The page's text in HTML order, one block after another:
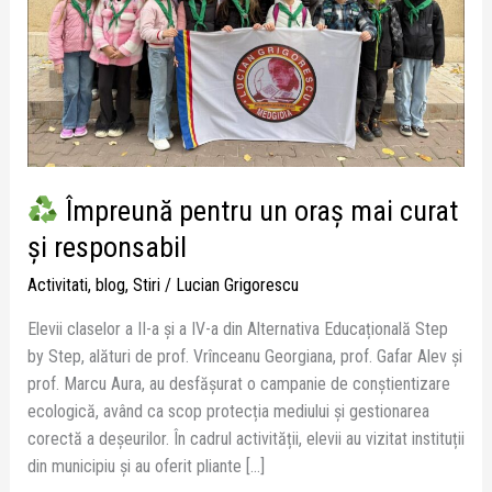
Împreună pentru un oraș mai curat
și responsabil
Activitati, blog, Stiri/ Lucian Grigorescu
Elevii claselor a II-a și a IV-a din Alternativa Educațională Step
by Step, alături de prof. Vrînceanu Georgiana, prof. Gafar Alev și
prof. Marcu Aura, au desfășurat o campanie de conștientizare
ecologică, având ca scop protecția mediului și gestionarea
corectă a deșeurilor. În cadrul activității, elevii au vizitat instituții
din municipiu și au oferit pliante […]
și
responsabil